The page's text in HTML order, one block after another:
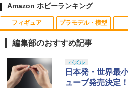
1
タミヤ
イール4本
【51715】 ラ
￥680
Amazon ホビーランキング
フィギュア
1
タカラトミー
K トランスフ
NL-07 サウン
プラモデル・模型
1
BANDAI
30MS SIS-
分け済みプラ
1
東京マルイ
ト ガバメン
ハンドガン
1
GSIクレオス
ミアムトップ
ホビー用仕上
編集部のおすすめ記事
パズル
日本発・世界最
ューブ発売決定